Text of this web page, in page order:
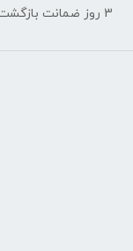
3 روز ضمانت بازگشت